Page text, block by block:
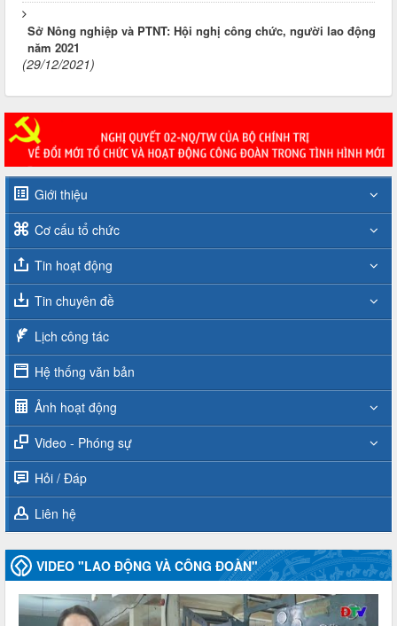
Sở Nông nghiệp và PTNT: Hội nghị công chức, người lao động
năm 2021
(29/12/2021)
Giới thiệu
Cơ cấu tổ chức
Tin hoạt động
Tin chuyên đề
Lịch công tác
Hệ thống văn bản
Ảnh hoạt động
Video - Phóng sự
Hỏi / Đáp
Liên hệ
VIDEO "LAO ĐỘNG VÀ CÔNG ĐOÀN"